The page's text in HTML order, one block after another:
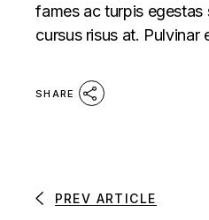
fames ac turpis
cursus risus at. Pulvinar
SHARE
PREV ARTICLE